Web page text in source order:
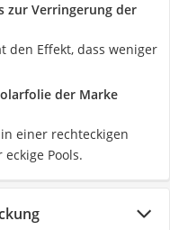
zur Verringerung der
den Effekt, dass weniger
der Marke
einer rechteckigen
Pools.